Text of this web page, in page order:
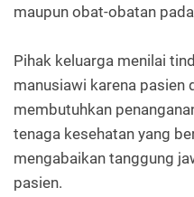
maupun obat-obatan
Pihak keluarga menilai
manusiawi karena pasien
membutuhkan
tenaga kesehatan yang
mengabaikan tanggung
pasien.